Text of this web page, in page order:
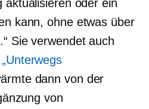
aktualisieren oder ein
kann, ohne etwas über
Sie verwendet auch
dann von der
von